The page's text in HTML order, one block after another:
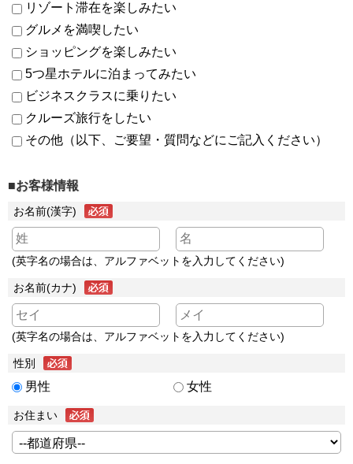
リゾート滞在を楽しみたい
グルメを満喫したい
ショッピングを楽しみたい
5つ星ホテルに泊まってみたい
ビジネスクラスに乗りたい
クルーズ旅行をしたい
その他（以下、ご要望・質問などにご記入ください）
■お客様情報
お名前(漢字)
(英字名の場合は、アルファベットを入力してください)
お名前(カナ)
(英字名の場合は、アルファベットを入力してください)
性別
男性 女性
お住まい